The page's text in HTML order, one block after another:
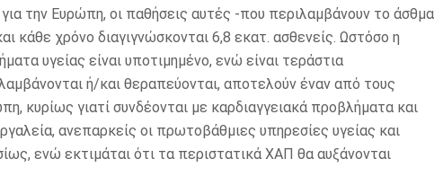
την Ευρώπη, οι παθήσεις αυτές -που περιλαμβάνουν το
χρόνο διαγιγνώσκονται 6,8 εκατ. ασθενείς. Ωστόσο η
υγείας είναι υποτιμημένο, ενώ είναι τεράστια
ή/και θεραπεύονται, αποτελούν έναν από τους
κυρίως γιατί συνδέονται με καρδιαγγειακά προβλήματα και
ανεπαρκείς οι πρωτοβάθμιες υπηρεσίες υγείας και
ενώ εκτιμάται ότι τα περιστατικά ΧΑΠ θα αυξάνονται